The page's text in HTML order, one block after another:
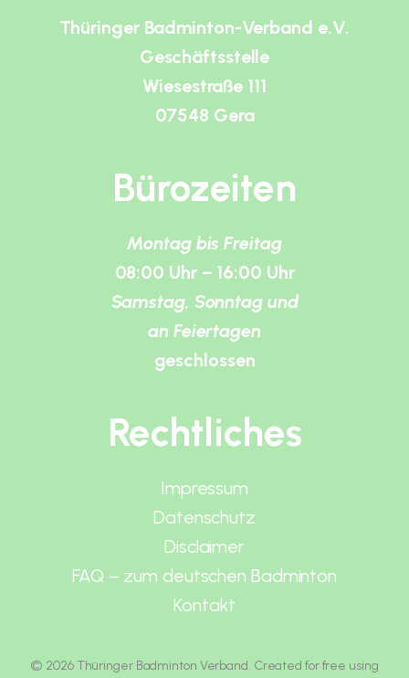
Thüringer Badminton-Verband e.V.
Geschäftsstelle
Wiesestraße 111
07548 Gera
Bürozeiten
Montag bis Freitag
08:00 Uhr – 16:00 Uhr
Samstag, Sonntag und
an Feiertagen
geschlossen
Rechtliches
Impressum
Datenschutz
Disclaimer
FAQ – zum deutschen Badminton
Kontakt
© 2026 Thüringer Badminton Verband. Created for free using